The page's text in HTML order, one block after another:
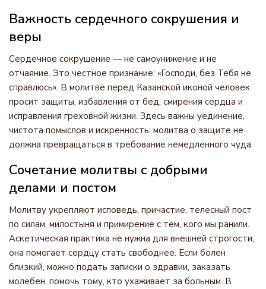
Важность сердечного сокрушения и
веры
Сердечное сокрушение — не самоунижение и не
отчаяние. Это честное признание: «Господи, без Тебя не
справлюсь». В молитве перед Казанской иконой человек
просит защиты, избавления от бед, смирения сердца и
исправления греховной жизни. Здесь важны уединение,
чистота помыслов и искренность: молитва о защите не
должна превращаться в требование немедленного чуда.
Сочетание молитвы с добрыми
делами и постом
Молитву укрепляют исповедь, причастие, телесный пост
по силам, милостыня и примирение с тем, кого мы ранили.
Аскетическая практика не нужна для внешней строгости;
она помогает сердцу стать свободнее. Если болен
близкий, можно подать записки о здравии, заказать
молебен, помочь тому, кто ухаживает за больным. В